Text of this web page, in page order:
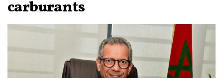
carburants